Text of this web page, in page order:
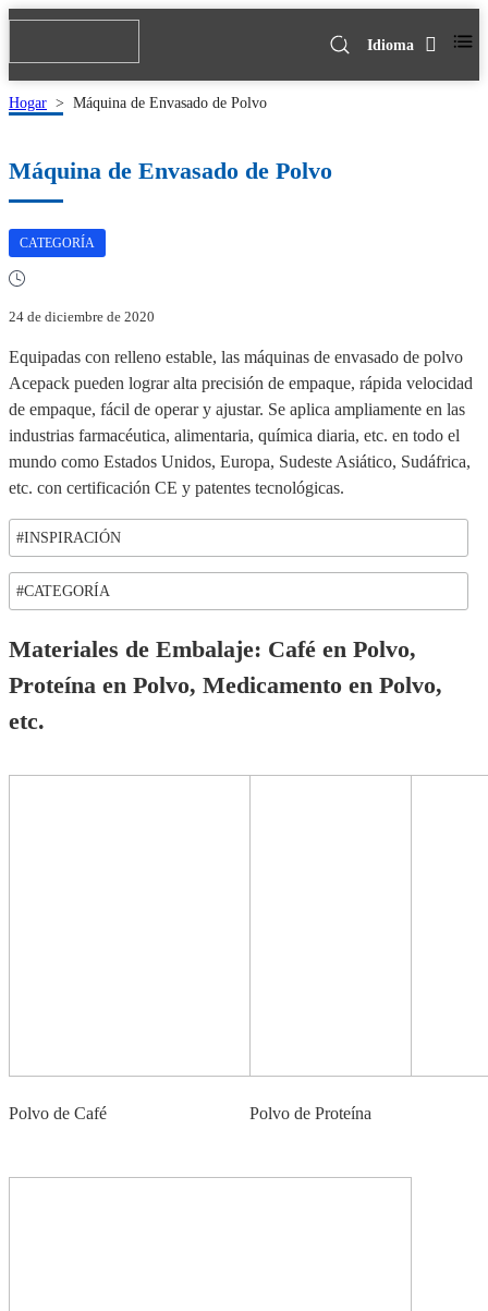
Idioma
Hogar > Máquina de Envasado de Polvo
Máquina de Envasado de Polvo
CATEGORÍA
24 de diciembre de 2020
Equipadas con relleno estable, las máquinas de envasado de polvo
Acepack pueden lograr alta precisión de empaque, rápida velocidad
de empaque, fácil de operar y ajustar. Se aplica ampliamente en las
industrias farmacéutica, alimentaria, química diaria, etc. en todo el
mundo como Estados Unidos, Europa, Sudeste Asiático, Sudáfrica,
etc. con certificación CE y patentes tecnológicas.
#INSPIRACIÓN
#CATEGORÍA
Materiales de Embalaje: Café en Polvo,
Proteína en Polvo, Medicamento en Polvo,
etc.
Polvo de Café Polvo de Proteína